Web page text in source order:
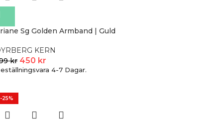
Sg Golden Armband | Guld
KERN
kr 450 kr
4-7 Dagar.
-25%